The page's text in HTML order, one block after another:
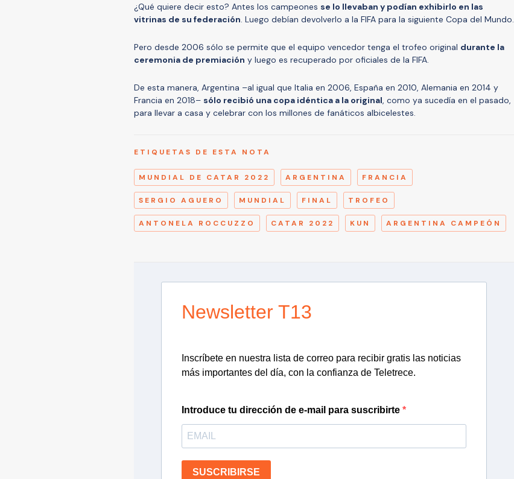
¿Qué quiere decir esto? Antes los campeones se lo llevaban y podían exhibirlo en las
vitrinas de su federación. Luego debían devolverlo a la FIFA para la siguiente Copa del Mundo.
Pero desde 2006 sólo se permite que el equipo vencedor tenga el trofeo original durante la
ceremonia de premiación y luego es recuperado por oficiales de la FIFA.
De esta manera, Argentina –al igual que Italia en 2006, España en 2010, Alemania en 2014 y
Francia en 2018– sólo recibió una copa idéntica a la original, como ya sucedía en el pasado,
para llevar a casa y celebrar con los millones de fanáticos albicelestes.
ETIQUETAS DE ESTA NOTA
MUNDIAL DE CATAR 2022 ARGENTINA FRANCIA
SERGIO AGUERO MUNDIAL FINAL TROFEO
ANTONELA ROCCUZZO CATAR 2022 KUN ARGENTINA CAMPEÓN
Newsletter T13
Inscríbete en nuestra lista de correo para recibir gratis las noticias
más importantes del día, con la confianza de Teletrece.
Introduce tu dirección de e-mail para suscribirte
SUSCRIBIRSE